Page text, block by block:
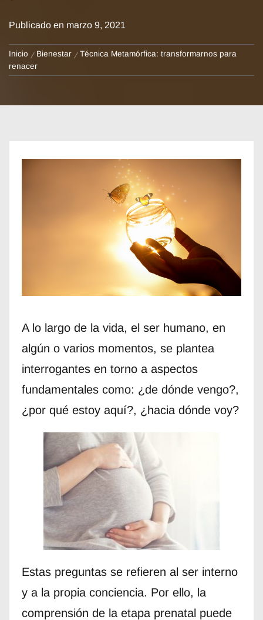
Publicado en marzo 9, 2021
Inicio Bienestar
Técnica Metamórfica: transformarnos para
renacer
A lo largo de la vida, el ser humano, en
algún o varios momentos, se plantea
interrogantes en torno a aspectos
fundamentales como: ¿de dónde vengo?,
¿por qué estoy aquí?, ¿hacia dónde voy?
Estas preguntas se refieren al ser interno
y a la propia conciencia. Por ello, la
comprensión de la etapa prenatal puede